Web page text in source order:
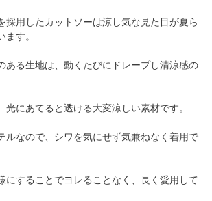
採用したカットソーは涼し気な見た目が夏ら
ます。
ある生地は、動くたびにドレープし清涼感の
光にあてると透ける大変涼しい素材です。
ルなので、シワを気にせず気兼ねなく着用で
にすることでヨレることなく、長く愛用して